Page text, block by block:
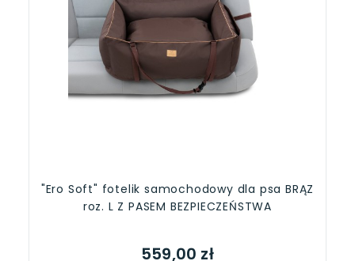
"Ero Soft" fotelik samochodowy dla psa BRĄZ
roz. L Z PASEM BEZPIECZEŃSTWA
559,00 zł